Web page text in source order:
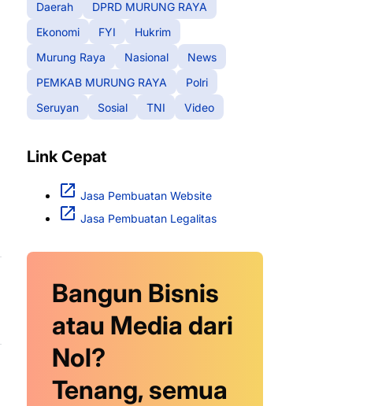
Daerah
DPRD MURUNG RAYA
Ekonomi
FYI
Hukrim
Murung Raya
Nasional
News
PEMKAB MURUNG RAYA
Polri
Seruyan
Sosial TNI Video
Link Cepat
Jasa Pembuatan Website
Jasa Pembuatan Legalitas
Bangun Bisnis
atau Media dari
Nol?
Tenang, semua